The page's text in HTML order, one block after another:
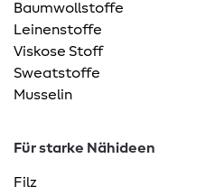
Baumwollstoffe
Leinenstoffe
Viskose Stoff
Sweatstoffe
Musselin
Für starke Nähideen
Filz